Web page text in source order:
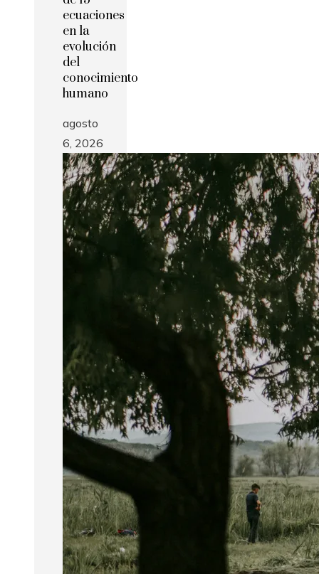
ecuaciones
en la
evolución
del
conocimiento
humano
agosto
6, 2026